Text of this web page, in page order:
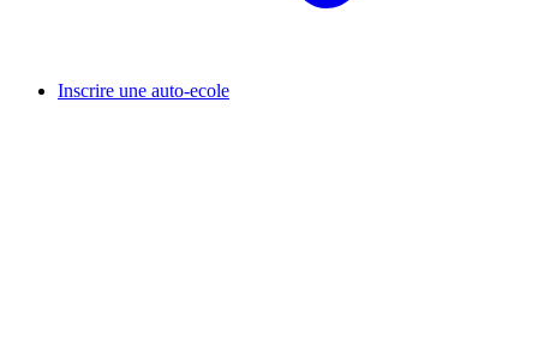
Inscrire une auto-ecole